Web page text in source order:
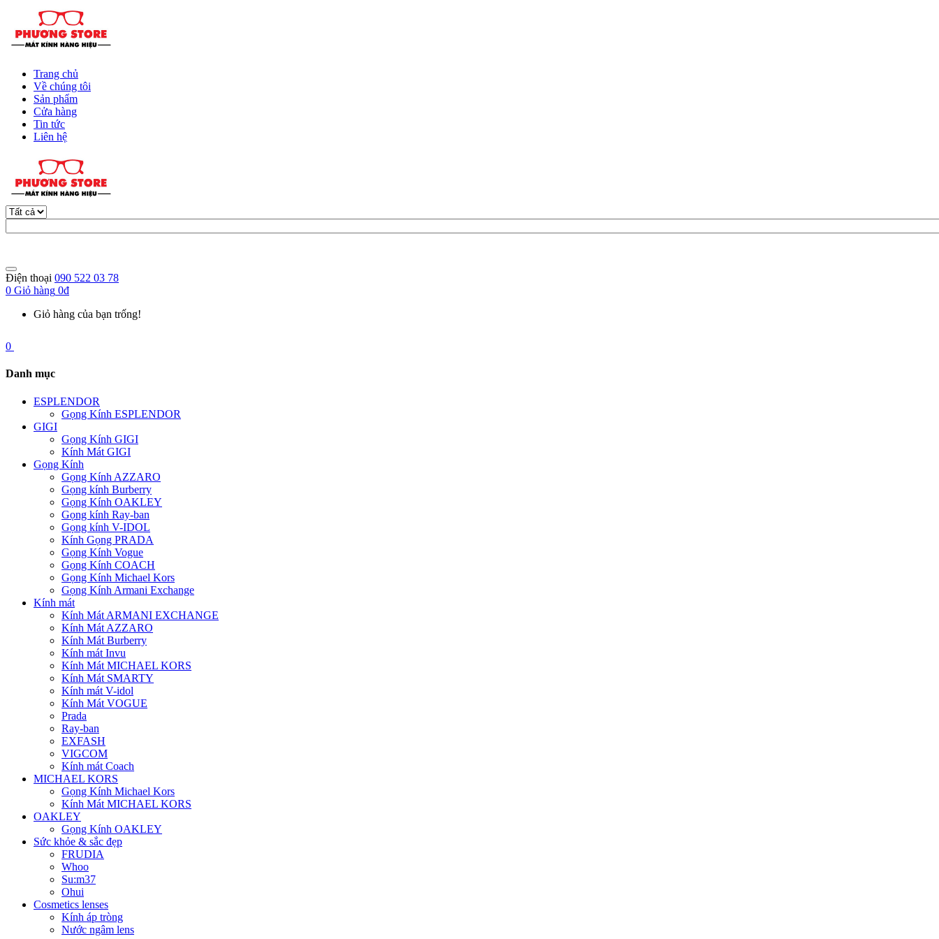
Trang chủ
Về chúng tôi
Sản phẩm
Cửa hàng
Tin tức
Liên hệ
Điện thoại 090 522 03 78
0 Giỏ hàng 0đ
Giỏ hàng của bạn trống!
0
Danh mục
ESPLENDOR
Gọng Kính ESPLENDOR
GIGI
Gọng Kính GIGI
Kính Mát GIGI
Gọng Kính
Gọng Kính AZZARO
Gọng kính Burberry
Gọng Kính OAKLEY
Gọng kính Ray-ban
Gọng kính V-IDOL
Kính Gọng PRADA
Gọng Kính Vogue
Gọng Kính COACH
Gọng Kính Michael Kors
Gọng Kính Armani Exchange
Kính mát
Kính Mát ARMANI EXCHANGE
Kính Mát AZZARO
Kính Mát Burberry
Kính mát Invu
Kính Mát MICHAEL KORS
Kính Mát SMARTY
Kính mát V-idol
Kính Mát VOGUE
Prada
Ray-ban
EXFASH
VIGCOM
Kính mát Coach
MICHAEL KORS
Gọng Kính Michael Kors
Kính Mát MICHAEL KORS
OAKLEY
Gọng Kính OAKLEY
Sức khỏe & sắc đẹp
FRUDIA
Whoo
Su:m37
Ohui
Cosmetics lenses
Kính áp tròng
Nước ngâm lens